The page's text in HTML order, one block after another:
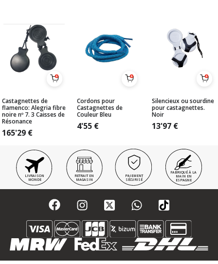
Castagnettes de
flamenco: Alegria fibre
noire nº 7. 3 Caisses de
Résonance
165'29 €
Cordons pour
Castagnettes de
Couleur Bleu
4'55 €
Silencieux ou sourdine
pour castagnettes.
Noir
13'97 €
LIVRAISON
MONDE
RETRAIT EN
MAGASIN
PAIEMENT
SÉCURISÉ
FABRIQUÉ À LA
MAIN EN
ESPAGNE